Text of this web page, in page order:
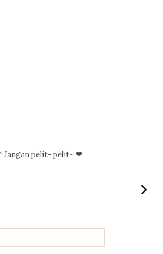
Jangan pelit- pelit~ ❤